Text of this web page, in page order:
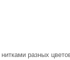
разных